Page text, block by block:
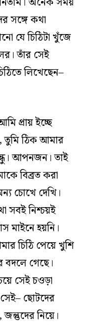
সঙ্গে কথা
যে চিঠিটা খুঁজে
তাঁর সেই
লিখেছেন–
প্রায় ইচ্ছে
তুমি ঠিক আমার
আপনজন। তাই
বিব্রত করা
চোখে দেখি।
সবই নিশ্চয়ই
মাইনে হয়নি।
চিঠি পেয়ে খুশি
গেছে।
সেই চওড়া
ছোটদের
নিয়ে।